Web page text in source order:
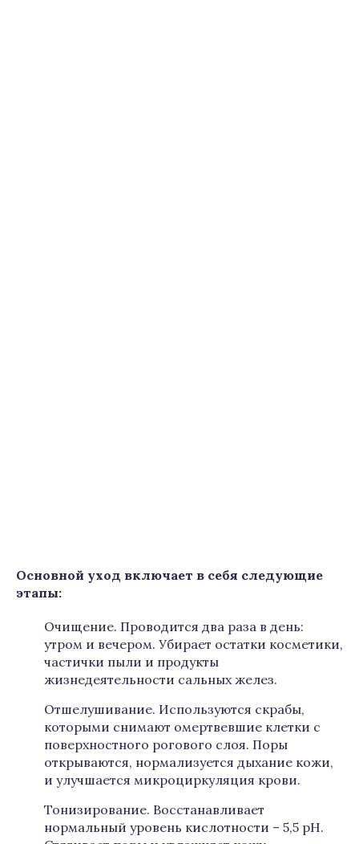
Основной уход включает в себя следующие
этапы:
Очищение. Проводится два раза в день:
утром и вечером. Убирает остатки косметики,
частички пыли и продукты
жизнедеятельности сальных желез.
Отшелушивание. Используются скрабы,
которыми снимают омертвевшие клетки с
поверхностного рогового слоя. Поры
открываются, нормализуется дыхание кожи,
и улучшается микроциркуляция крови.
Тонизирование. Восстанавливает
нормальный уровень кислотности – 5,5 pH.